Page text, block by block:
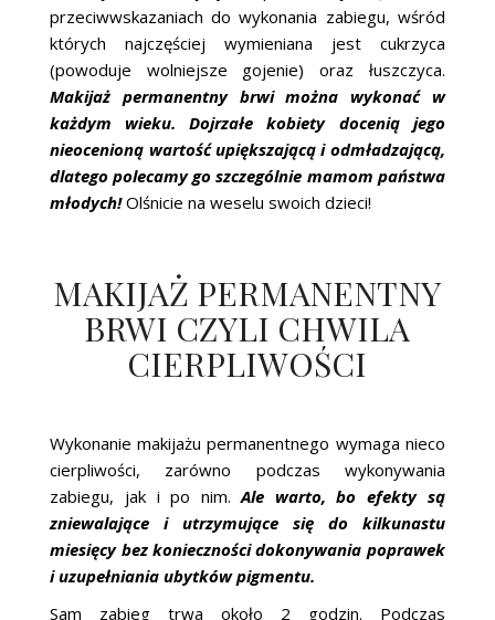
przeciwwskazaniach do wykonania zabiegu, wśród
których najczęściej wymieniana jest cukrzyca
(powoduje wolniejsze gojenie) oraz łuszczyca.
Makijaż permanentny brwi można wykonać w
każdym wieku. Dojrzałe kobiety docenią jego
nieocenioną wartość upiększającą i odmładzającą,
dlatego polecamy go szczególnie mamom państwa
młodych!Olśnicie na weselu swoich dzieci!
MAKIJAŻ PERMANENTNY
BRWI CZYLI CHWILA
CIERPLIWOŚCI
Wykonanie makijażu permanentnego wymaga nieco
cierpliwości, zarówno podczas wykonywania
zabiegu, jak i po nim.Ale warto, bo efekty są
zniewalające i utrzymujące się do kilkunastu
miesięcy bez konieczności dokonywania poprawek
i uzupełniania ubytków pigmentu.
Sam zabieg trwa około 2 godzin. Podczas